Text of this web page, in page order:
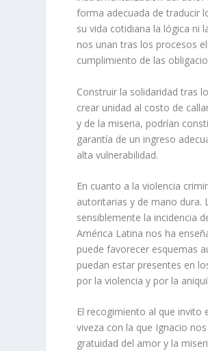
forma adecuada de traducir
su vida cotidiana la lógica ni
nos unan tras los procesos
cumplimiento de las
Construir la solidaridad tras
crear unidad al costo de
y de la miseria, podrían
garantía de un ingreso
alta vulnerabilidad.
En cuanto a la violencia
autoritarias y de mano dura.
sensiblemente la incidencia
América Latina nos ha
puede favorecer esquemas
puedan estar presentes en
por la violencia y por la
El recogimiento al que invito
viveza con la que Ignacio
gratuidad del amor y la